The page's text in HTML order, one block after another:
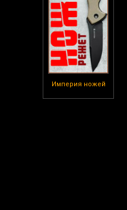
Империя ножей